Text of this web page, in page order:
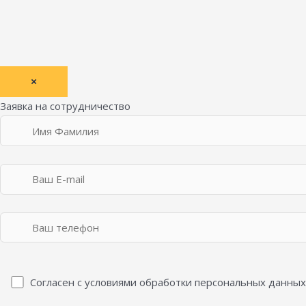
×
Заявка на сотрудничество
Согласен с условиями обработки персональных данных